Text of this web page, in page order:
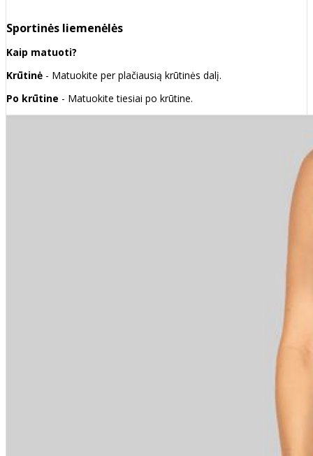
Sportinės liemenėlės
Kaip matuoti?
Krūtinė - Matuokite per plačiausią krūtinės dalį.
Po krūtine - Matuokite tiesiai po krūtine.